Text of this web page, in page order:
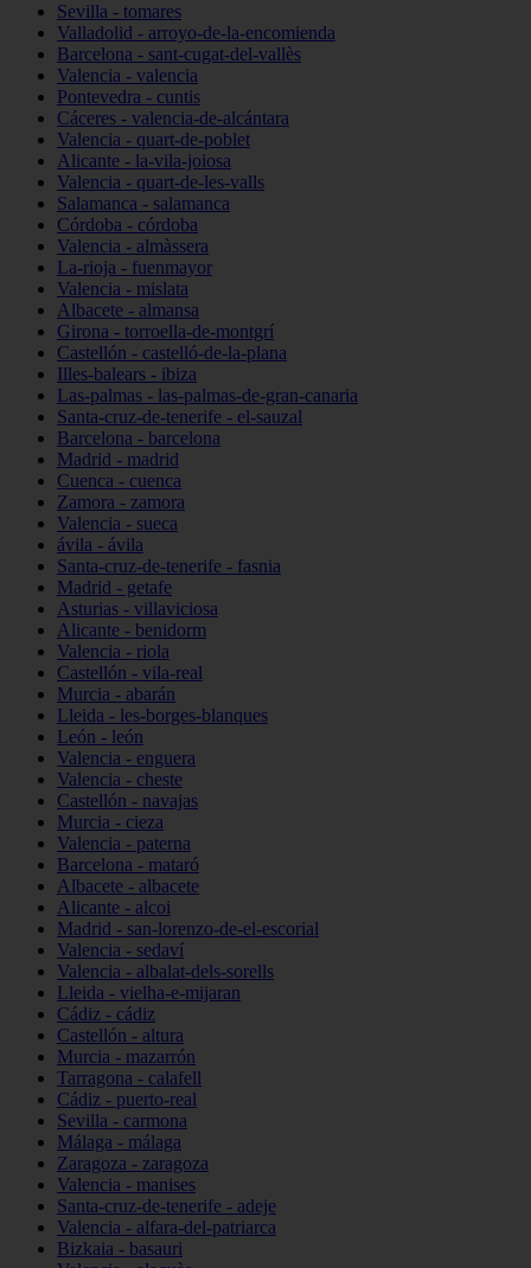
Sevilla - tomares
Valladolid - arroyo-de-la-encomienda
Barcelona - sant-cugat-del-vallès
Valencia - valencia
Pontevedra - cuntis
Cáceres - valencia-de-alcántara
Valencia - quart-de-poblet
Alicante - la-vila-joiosa
Valencia - quart-de-les-valls
Salamanca - salamanca
Córdoba - córdoba
Valencia - almàssera
La-rioja - fuenmayor
Valencia - mislata
Albacete - almansa
Girona - torroella-de-montgrí
Castellón - castelló-de-la-plana
Illes-balears - ibiza
Las-palmas - las-palmas-de-gran-canaria
Santa-cruz-de-tenerife - el-sauzal
Barcelona - barcelona
Madrid - madrid
Cuenca - cuenca
Zamora - zamora
Valencia - sueca
ávila - ávila
Santa-cruz-de-tenerife - fasnia
Madrid - getafe
Asturias - villaviciosa
Alicante - benidorm
Valencia - riola
Castellón - vila-real
Murcia - abarán
Lleida - les-borges-blanques
León - león
Valencia - enguera
Valencia - cheste
Castellón - navajas
Murcia - cieza
Valencia - paterna
Barcelona - mataró
Albacete - albacete
Alicante - alcoi
Madrid - san-lorenzo-de-el-escorial
Valencia - sedaví
Valencia - albalat-dels-sorells
Lleida - vielha-e-mijaran
Cádiz - cádiz
Castellón - altura
Murcia - mazarrón
Tarragona - calafell
Cádiz - puerto-real
Sevilla - carmona
Málaga - málaga
Zaragoza - zaragoza
Valencia - manises
Santa-cruz-de-tenerife - adeje
Valencia - alfara-del-patriarca
Bizkaia - basauri